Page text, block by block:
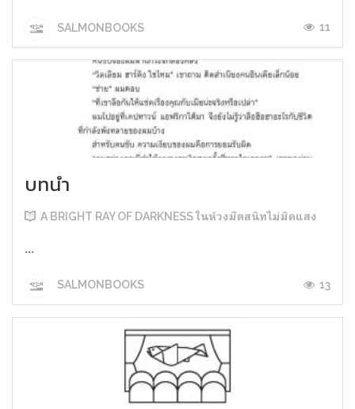
SALMONBOOKS 11
บทนำ
A BRIGHT RAY OF DARKNESS ในห้วงมืดสนิทไม่มิดแสง
...
SALMONBOOKS 13